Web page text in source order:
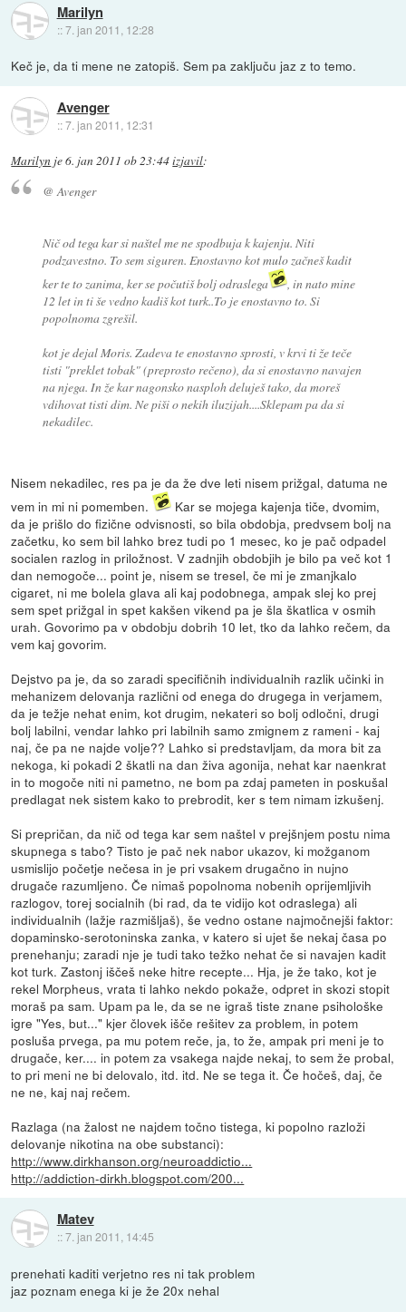
Marilyn
::7. jan 2011, 12:28
Keč je, da ti mene ne zatopiš. Sem pa zaključu jaz z to temo.
Avenger
::7. jan 2011, 12:31
Marilyn je6. jan 2011 ob 23:44izjavil:
@ Avenger
Nič od tega kar si naštel me ne spodbuja k kajenju. Niti
podzavestno. To sem siguren. Enostavno kot mulo začneš kadit
ker te to zanima, ker se počutiš bolj odraslega
, in nato mine
12 let in ti še vedno kadiš kot turk..To je enostavno to. Si
popolnoma zgrešil.
kot je dejal Moris. Zadeva te enostavno sprosti, v krvi ti že teče
tisti "preklet tobak" (preprosto rečeno), da si enostavno navajen
na njega. In že kar nagonsko nasploh deluješ tako, da moreš
vdihovat tisti dim. Ne piši o nekih iluzijah....Sklepam pa da si
nekadilec.
Nisem nekadilec, res pa je da že dve leti nisem prižgal, datuma ne
vem in mi ni pomemben.
Kar se mojega kajenja tiče, dvomim,
da je prišlo do fizične odvisnosti, so bila obdobja, predvsem bolj na
začetku, ko sem bil lahko brez tudi po 1 mesec, ko je pač odpadel
socialen razlog in priložnost. V zadnjih obdobjih je bilo pa več kot 1
dan nemogoče... point je, nisem se tresel, če mi je zmanjkalo
cigaret, ni me bolela glava ali kaj podobnega, ampak slej ko prej
sem spet prižgal in spet kakšen vikend pa je šla škatlica v osmih
urah. Govorimo pa v obdobju dobrih 10 let, tko da lahko rečem, da
vem kaj govorim.
Dejstvo pa je, da so zaradi specifičnih individualnih razlik učinki in
mehanizem delovanja različni od enega do drugega in verjamem,
da je težje nehat enim, kot drugim, nekateri so bolj odločni, drugi
bolj labilni, vendar lahko pri labilnih samo zmignem z rameni - kaj
naj, če pa ne najde volje?? Lahko si predstavljam, da mora bit za
nekoga, ki pokadi 2 škatli na dan živa agonija, nehat kar naenkrat
in to mogoče niti ni pametno, ne bom pa zdaj pameten in poskušal
predlagat nek sistem kako to prebrodit, ker s tem nimam izkušenj.
Si prepričan, da nič od tega kar sem naštel v prejšnjem postu nima
skupnega s tabo? Tisto je pač nek nabor ukazov, ki možganom
usmislijo početje nečesa in je pri vsakem drugačno in nujno
drugače razumljeno. Če nimaš popolnoma nobenih oprijemljivih
razlogov, torej socialnih (bi rad, da te vidijo kot odraslega) ali
individualnih (lažje razmišljaš), še vedno ostane najmočnejši faktor:
dopaminsko-serotoninska zanka, v katero si ujet še nekaj časa po
prenehanju; zaradi nje je tudi tako težko nehat če si navajen kadit
kot turk. Zastonj iščeš neke hitre recepte... Hja, je že tako, kot je
rekel Morpheus, vrata ti lahko nekdo pokaže, odpret in skozi stopit
moraš pa sam. Upam pa le, da se ne igraš tiste znane psihološke
igre "Yes, but..." kjer človek išče rešitev za problem, in potem
posluša prvega, pa mu potem reče, ja, to že, ampak pri meni je to
drugače, ker.... in potem za vsakega najde nekaj, to sem že probal,
to pri meni ne bi delovalo, itd. itd. Ne se tega it. Če hočeš, daj, če
ne ne, kaj naj rečem.
Razlaga (na žalost ne najdem točno tistega, ki popolno razloži
delovanje nikotina na obe substanci):
http://www.dirkhanson.org/neuroaddictio...
http://addiction-dirkh.blogspot.com/200...
Matev
::7. jan 2011, 14:45
prenehati kaditi verjetno res ni tak problem
jaz poznam enega ki je že 20x nehal